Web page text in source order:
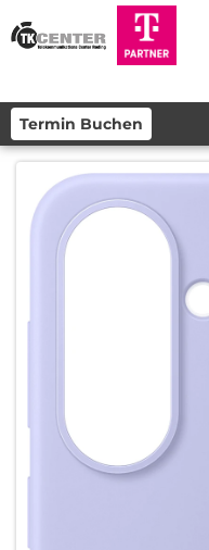
Termin Buchen